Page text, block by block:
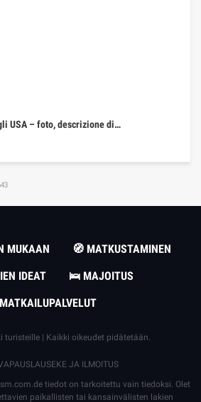
USA – foto, descrizione di…
MUKAAN
🧭 MATKUSTAMINEN
IDEAT
🛌 MAJOITUS
turisteille | Kaikki oikeudet pidätetään.
JA ILMOITUS
tiedot on tarkoitettu vain tiedoksi. Olet
paikallisten tai kansainvälisten lakien